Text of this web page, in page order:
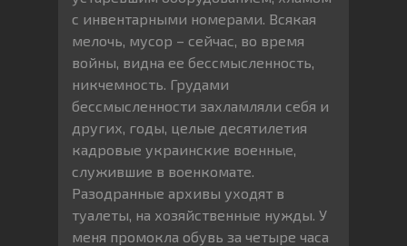
с инвентарными номерами. Всякая
мелочь, мусор – сейчас, во время
войны, видна ее бессмысленность,
никчемность. Грудами
бессмысленности захламляли себя и
других, годы, целые десятилетия
кадровые украинские военные,
служившие в военкомате.
Разодранные архивы уходят в
туалеты, на хозяйственные нужды. У
меня промокла обувь за четыре часа